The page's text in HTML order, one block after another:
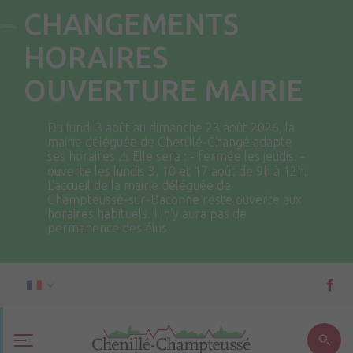
CHANGEMENTS
HORAIRES
OUVERTURE MAIRIE
Du lundi 3 août au dimanche 23 août 2026, la
mairie déléguée de Chenillé-Changé adapte
ses horaires ⚠ Elle sera : - fermée les jeudis. -
ouverte les lundis 3, 10 et 17 août de 9h à 12h.
L'accueil de la mairie déléguée de
Champteussé-sur-Baconne reste ouverte aux
horaires habituels. Il n'y aura pas de
permanence des élus